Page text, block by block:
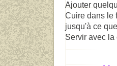
Ajouter
Cuire dans le
jusqu'à ce que
Servir avec